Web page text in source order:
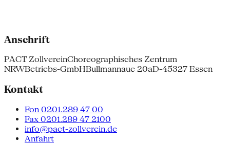
Anschrift
PACT ZollvereinChoreographisches Zentrum
NRWBetriebs-GmbHBullmannaue 20aD-45327 Essen
Kontakt
Fon 0201.289 47 00
Fax 0201.289 47 2100
info@pact-zollverein.de
Anfahrt